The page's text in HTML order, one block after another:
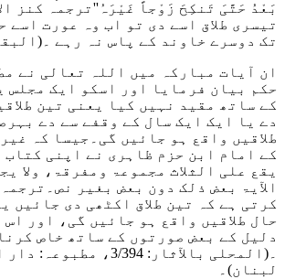
بَعْدُ حَتَّیَ تَنکِحَ زَوْجاً غَیْرَہُ''ترجمہ کنز
تیسری طلاق اسے دی تو اب وہ عورت اسے
تک دوسرے خاوند کے پاس نہ رہے ۔
ان آیات مبارکہ میں اللہ تعالی نے
حکم بیان فرمایا اور اسکو ایک مجلس
کے ساتھ مقید نہیں کیا یعنی تین
دے یا ایک ایک سال کے وقفے سے دے
طلاقیں واقع ہو جائیں گی۔جیسا کہ
کے امام ابن حزم ظاہری نے اپنی کتاب
یقع علی الثلاث مجموعۃ ومفرقۃ، ولا
الآیۃ بعض ذلک دون بعض بغیر نص۔
کرتی ہے کہ تین طلاق اکٹھی دی جائیں
حال طلاقیں واقع ہو جائیں گی، اور اس
دلیل کے بعض صورتوں کے ساتھ خاص
۔
(المحلی بالآثار: 3/394،
لبنان)۔